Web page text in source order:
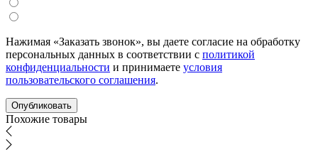
Нажимая «Заказать звонок», вы даете согласие на обработку
персональных данных в соответствии с политикой
конфиденциальности и принимаете условия
пользовательского соглашения.
Похожие товары